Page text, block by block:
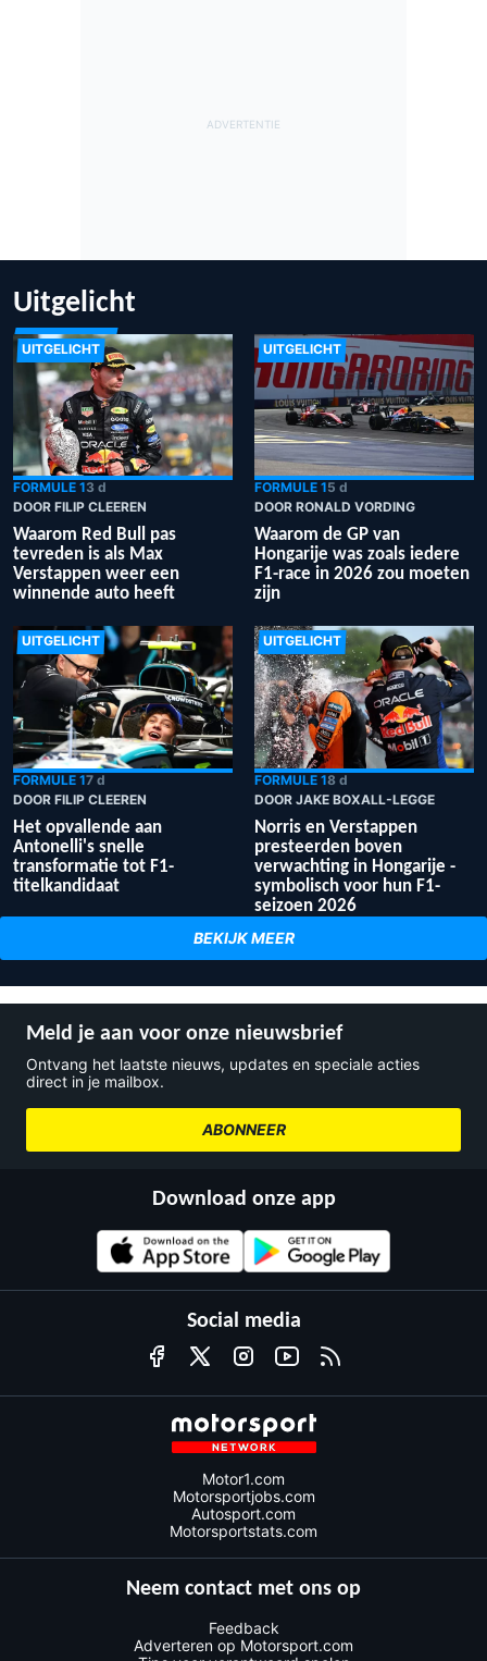
Uitgelicht
UITGELICHT
FORMULE 13 d
DOOR FILIP CLEEREN
Waarom Red Bull pas
tevreden is als Max
Verstappen weer een
winnende auto heeft
UITGELICHT
FORMULE 15 d
DOOR RONALD VORDING
Waarom de GP van
Hongarije was zoals iedere
F1-race in 2026 zou moeten
zijn
UITGELICHT
FORMULE 17 d
DOOR FILIP CLEEREN
Het opvallende aan
Antonelli's snelle
transformatie tot F1-
titelkandidaat
UITGELICHT
FORMULE 18 d
DOOR JAKE BOXALL-LEGGE
Norris en Verstappen
presteerden boven
verwachting in Hongarije -
symbolisch voor hun F1-
seizoen 2026
BEKIJK MEER
Meld je aan voor onze nieuwsbrief
Ontvang het laatste nieuws, updates en speciale acties
direct in je mailbox.
ABONNEER
Download onze app
Social media
Motor1.com
Motorsportjobs.com
Autosport.com
Motorsportstats.com
Neem contact met ons op
Feedback
Adverteren op Motorsport.com